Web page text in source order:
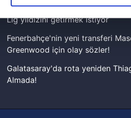
izin vermedikleri takdirde,
İnternet Sitemizde kendimize ve
işlenmekte olup gerekli olan
sitemizin daha işlevsel
amaçlarıyla sınırlı olarak açık
alan panel vasıtasıyla
Galatasaray, Osimhen'in yanına
Lig yıldızını getirmek istiyor
Fenerbahçe'nin yeni transferi
Greenwood için olay sözler!
Galatasaray'da rota yeniden
Almada!
muhtemel rakibi belli oldu! Gornik